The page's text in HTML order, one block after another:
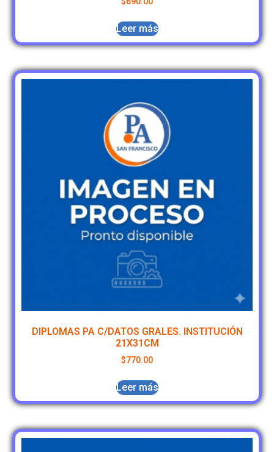
Leer más
DIPLOMAS PA C/DATOS GRALES. INSTITUCIÓN
21X31CM
$770.00
Leer más